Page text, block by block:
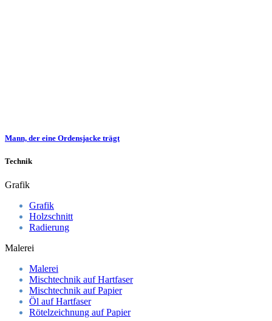
Mann, der eine Ordensjacke trägt
Technik
Grafik
Grafik
Holzschnitt
Radierung
Malerei
Malerei
Mischtechnik auf Hartfaser
Mischtechnik auf Papier
Öl auf Hartfaser
Rötelzeichnung auf Papier